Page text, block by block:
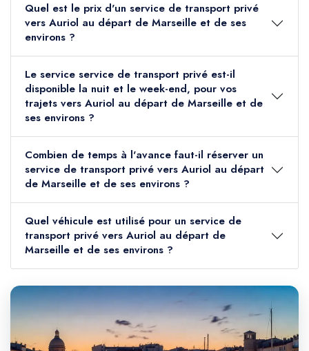
Quel est le prix d'un service de transport privé
vers Auriol au départ de Marseille et de ses
environs ?
Le service service de transport privé est-il
disponible la nuit et le week-end, pour vos
trajets vers Auriol au départ de Marseille et de
ses environs ?
Combien de temps à l'avance faut-il réserver un
service de transport privé vers Auriol au départ
de Marseille et de ses environs ?
Quel véhicule est utilisé pour un service de
transport privé vers Auriol au départ de
Marseille et de ses environs ?